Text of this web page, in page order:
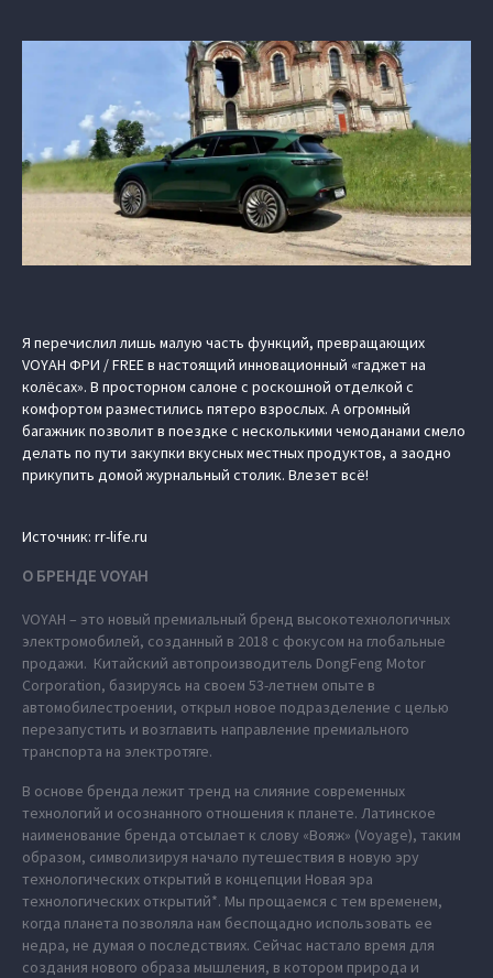
Я перечислил лишь малую часть функций, превращающих
VOYAH ФРИ / FREE в настоящий инновационный «гаджет на
колёсах». В просторном салоне с роскошной отделкой с
комфортом разместились пятеро взрослых. А огромный
багажник позволит в поездке с несколькими чемоданами смело
делать по пути закупки вкусных местных продуктов, а заодно
прикупить домой журнальный столик. Влезет всё!
Источник: rr-life.ru
О БРЕНДЕ VOYAH
VOYAH – это новый премиальный бренд высокотехнологичных
электромобилей, созданный в 2018 с фокусом на глобальные
продажи. Китайский автопроизводитель DongFeng Motor
Corporation, базируясь на своем 53-летнем опыте в
автомобилестроении, открыл новое подразделение с целью
перезапустить и возглавить направление премиального
транспорта на электротяге.
В основе бренда лежит тренд на слияние современных
технологий и осознанного отношения к планете. Латинское
наименование бренда отсылает к слову «Вояж» (Voyage), таким
образом, символизируя начало путешествия в новую эру
технологических открытий в концепции Новая эра
технологических открытий*. Мы прощаемся с тем временем,
когда планета позволяла нам беспощадно использовать ее
недра, не думая о последствиях. Сейчас настало время для
создания нового образа мышления, в котором природа и